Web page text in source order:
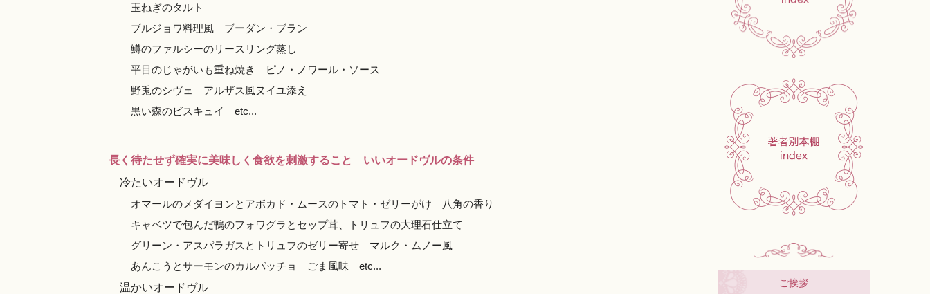
玉ねぎのタルト
ブルジョワ料理風 ブーダン・ブラン
鱒のファルシーのリースリング蒸し
平目のじゃがいも重ね焼き ピノ・ノワール・ソース
野兎のシヴェ アルザス風ヌイユ添え
黒い森のビスキュイ etc...
長く待たせず確実に美味しく食欲を刺激すること いいオードヴルの条件
冷たいオードヴル
オマールのメダイヨンとアボカド・ムースのトマト・ゼリーがけ 八角の香り
キャベツで包んだ鴨のフォワグラとセップ茸、トリュフの大理石仕立て
グリーン・アスパラガスとトリュフのゼリー寄せ マルク・ムノー風
あんこうとサーモンのカルパッチョ ごま風味 etc...
温かいオードヴル
ご挨拶